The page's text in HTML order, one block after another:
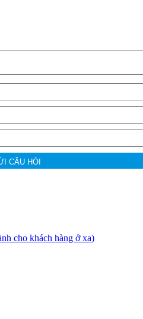
CÂU HỎI
cho khách hàng ở xa)